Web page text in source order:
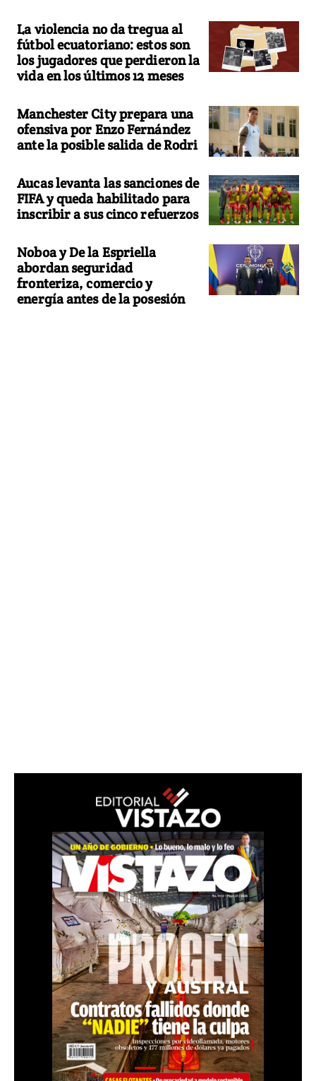
La violencia no da tregua al
fútbol ecuatoriano: estos son
los jugadores que perdieron la
vida en los últimos 12 meses
Manchester City prepara una
ofensiva por Enzo Fernández
ante la posible salida de Rodri
Aucas levanta las sanciones de
FIFA y queda habilitado para
inscribir a sus cinco refuerzos
Noboa y De la Espriella
abordan seguridad
fronteriza, comercio y
energía antes de la posesión